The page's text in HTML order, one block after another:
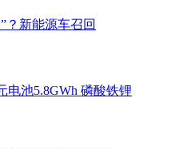
？新能源车召回
电池5.8GWh 磷酸铁锂